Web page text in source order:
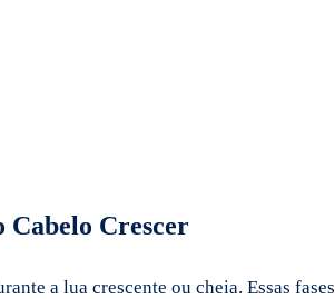
Crescer
a lua crescente ou cheia. Essas fases